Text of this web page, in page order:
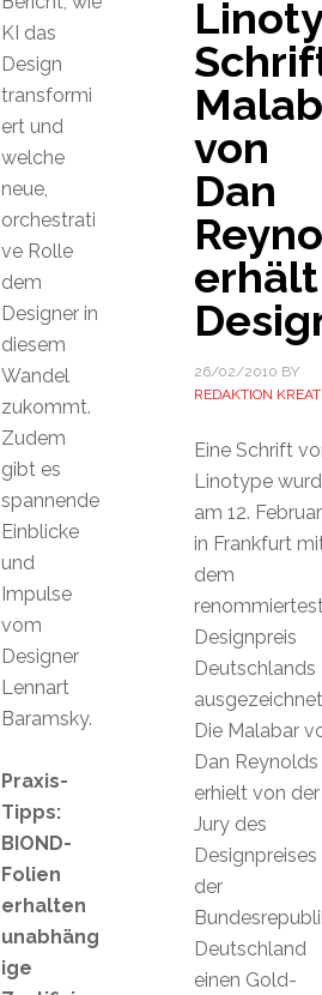
von
Dan
erhält
26/02/2010 BY
REDAKTION
Eine Schrift
Linotype
am 12. Februar
in Frankfurt
dem
Designpreis
Deutschlands
Die Malabar
Dan Reynolds
erhielt von der
Jury des
Designpreises
der
Deutschland
einen Gold-
KI das
Design
transformi
ert und
welche
neue,
orchestrati
ve Rolle
dem
Designer in
diesem
Wandel
zukommt.
Zudem
gibt es
spannende
Einblicke
und
Impulse
vom
Designer
Lennart
Baramsky.
Praxis-
Tipps:
BIOND-
Folien
erhalten
unabhäng
ige